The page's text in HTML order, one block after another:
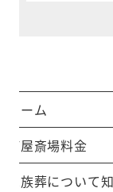
ホーム
町屋斎場料金
家族葬について